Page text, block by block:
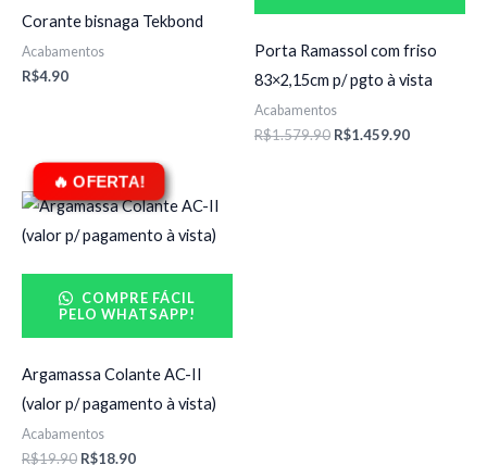
Corante bisnaga Tekbond
Acabamentos
R$4.90
Porta Ramassol com friso
83×2,15cm p/ pgto à vista
Acabamentos
R$1.579.90 R$1.459.90
COMPRE FÁCIL
PELO WHATSAPP!
Argamassa Colante AC-II
(valor p/ pagamento à vista)
Acabamentos
R$19.90
O
preço
original
R$19.90.
R$18.90
O
preço
atual
R$18.90.